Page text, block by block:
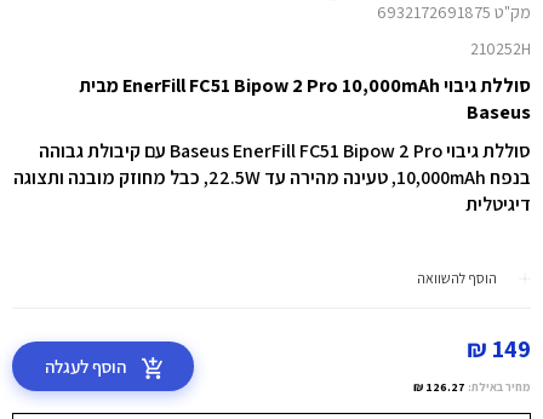
מק"ט 6932172691875
210252H
סוללת גיבוי EnerFill FC51 Bipow 2 Pro 10,000mAh מבית
Baseus
סוללת גיבוי Baseus EnerFill FC51 Bipow 2 Pro עם קיבולת גבוהה
בנפח 10,000mAh, טעינה מהירה עד 22.5W, כבל מחוזק מובנה ותצוגה
דיגיטלית
הוסף להשוואה
149 ₪
מחיר באילת: 126.27 ₪
הוסף לעגלה